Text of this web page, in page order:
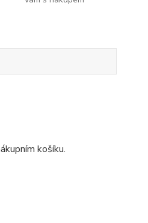
košíku.